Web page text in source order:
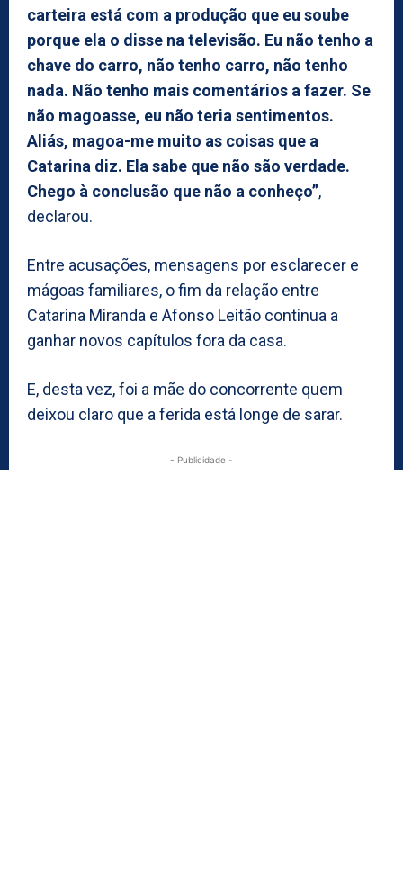
carteira está com a produção que eu soube
porque ela o disse na televisão. Eu não tenho a
chave do carro, não tenho carro, não tenho
nada. Não tenho mais comentários a fazer. Se
não magoasse, eu não teria sentimentos.
Aliás, magoa-me muito as coisas que a
Catarina diz. Ela sabe que não são verdade.
Chego à conclusão que não a conheço”,
declarou.
Entre acusações, mensagens por esclarecer e
mágoas familiares, o fim da relação entre
Catarina Miranda e Afonso Leitão continua a
ganhar novos capítulos fora da casa.
E, desta vez, foi a mãe do concorrente quem
deixou claro que a ferida está longe de sarar.
- Publicidade -